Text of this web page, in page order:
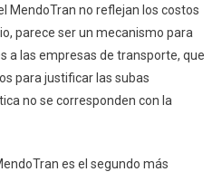
MendoTran no reflejan los costos
parece ser un mecanismo para
a las empresas de transporte, que
para justificar las subas
no se corresponden con la
es el segundo más